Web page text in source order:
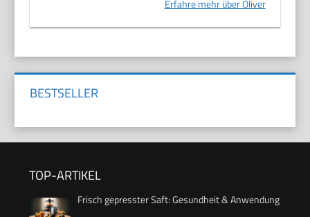
Erfahre mehr über Oliver
BESTSELLER
TOP-ARTIKEL
Frisch gepresster Saft: Gesundheit & Anwendung